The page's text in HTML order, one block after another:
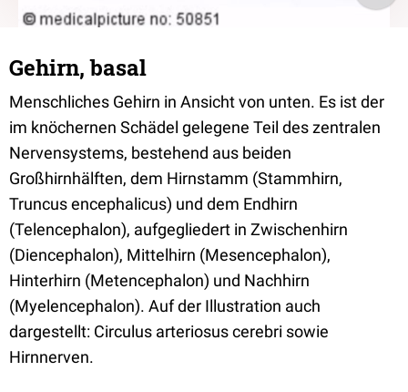
Gehirn, basal
Menschliches Gehirn in Ansicht von unten. Es ist der
im knöchernen Schädel gelegene Teil des zentralen
Nervensystems, bestehend aus beiden
Großhirnhälften, dem Hirnstamm (Stammhirn,
Truncus encephalicus) und dem Endhirn
(Telencephalon), aufgegliedert in Zwischenhirn
(Diencephalon), Mittelhirn (Mesencephalon),
Hinterhirn (Metencephalon) und Nachhirn
(Myelencephalon). Auf der Illustration auch
dargestellt: Circulus arteriosus cerebri sowie
Hirnnerven.